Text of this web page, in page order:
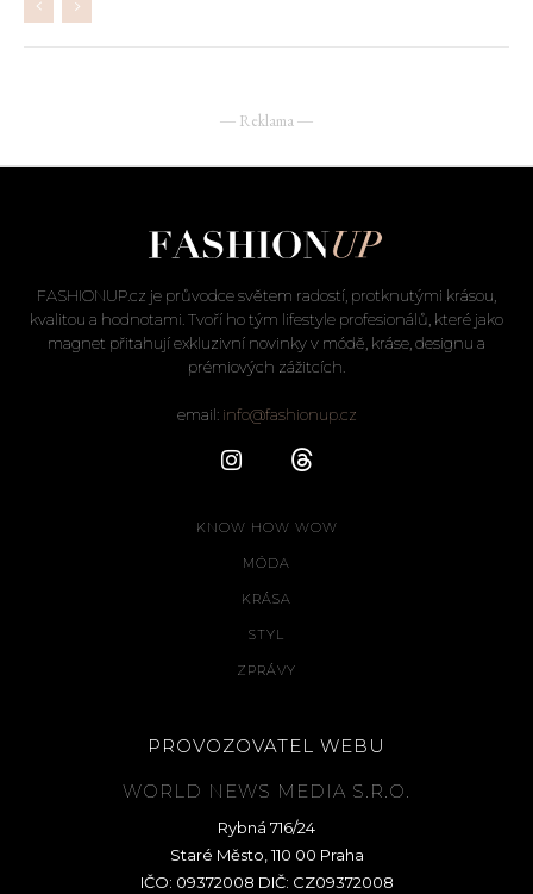
― Reklama ―
FASHIONUP.cz je průvodce světem radostí, protknutými krásou,
kvalitou a hodnotami. Tvoří ho tým lifestyle profesionálů, které jako
magnet přitahují exkluzivní novinky v módě, kráse, designu a
prémiových zážitcích.
email: info@fashionup.cz
KNOW HOW WOW
MÓDA
KRÁSA
STYL
ZPRÁVY
PROVOZOVATEL WEBU
WORLD NEWS MEDIA S.R.O.
Rybná 716/24
Staré Město, 110 00 Praha
IČO: 09372008 DIČ: CZ09372008